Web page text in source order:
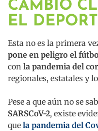
CAMBIO
EL
Esta no es la primera
pone en peligro el fútbo
con la pandemia del
regionales, estatales y
Pese a que aún no se
SARSCoV-2, existe
que la pandemia del